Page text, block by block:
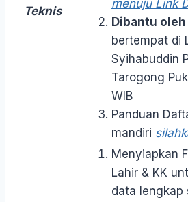
Teknis
menuju Link
Dibantu
bertempat di
Syihabuddin
Tarogong
WIB
Panduan
mandiri
Menyiapkan
Lahir & KK
data lengkap